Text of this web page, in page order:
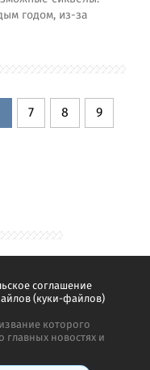
годом, из-за
7 8
9
соглашение
(куки-файлов)
которого
главных новостях и